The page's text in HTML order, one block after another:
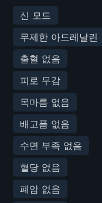
신 모드
무제한 아드레날린
출혈 없음
피로 무감
목마름 없음
배고픔 없음
수면 부족 없음
혈당 없음
폐암 없음